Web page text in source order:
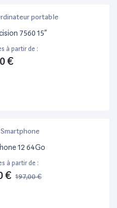
portable
7560 15”
à partir de :
€
Smartphone
12 64Go
à partir de :
€ 197,00 €